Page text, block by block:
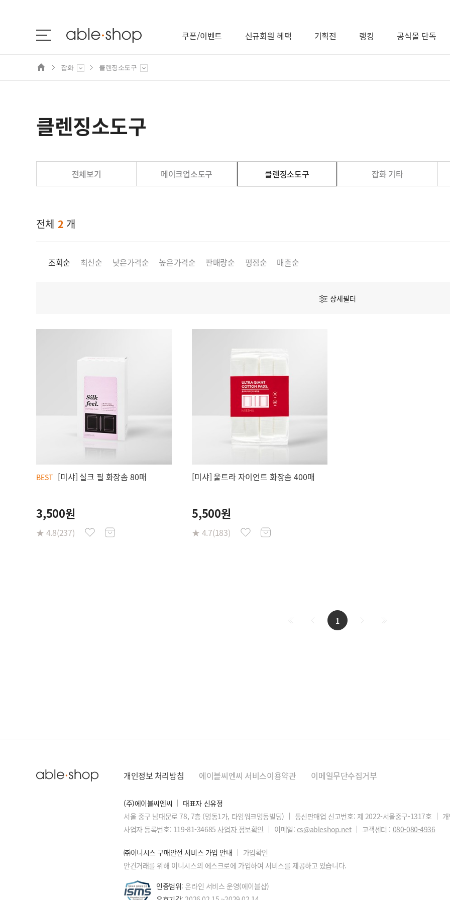
브랜드관
메이크업
바디케어
잡화
기획전
쿠폰/이벤트 신규회원 혜택 기획전 랭킹 공식몰 단독
잡화 클렌징소도구
클렌징소도구
전체보기 메이크업소도구 클렌징소도구 잡화 기타
전체 2 개
조회순 최신순 낮은가격순 높은가격순 판매량순 평점순 매출순
상세필터
BEST [미샤] 실크 필 화장솜 80매
3,500원
★ 4.8(237)
[미샤] 울트라 자이언트 화장솜 400매
5,500원
★ 4.7(183)
1
개인정보 처리방침 에이블씨엔씨 서비스이용약관 이메일무단수집거부
(주)에이블씨엔씨
대표자 신유정
서울 중구 남대문로 78, 7층 (명동1가, 타임워크명동빌딩)
통신판매업 신고번호: 제 2022-서울중구-1317호
사업자 등록번호: 119-81-34685 사업자 정보확인 이메일: cs@ableshop.net 고객센터 : 080-080-4936
㈜이니시스 구매안전 서비스 가입 안내
가입확인
안건거래를 위해 이니시스의 에스크로에 가입하여 서비스를 제공하고 있습니다.
인증범위: 온라인 서비스 운영(에이블샵)